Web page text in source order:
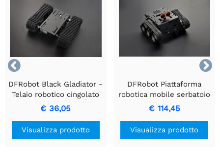


DFRobot Black Gladiator -
Telaio robotico cingolato
€ 36,05
Visualizza prodotto
DFRobot Piattaforma
robotica mobile serbatoio
Devastator (motoriduttore
CC in metallo)
€ 114,45
Visualizza prodotto